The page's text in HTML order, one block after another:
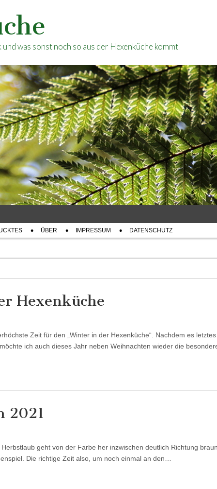
was sonst noch so aus der Hexenküche kommt
ÜBER IMPRESSUM DATENSCHUTZ
Hexenküche
Zeit für den „Winter in der Hexenküche“. Nachdem es
ich auch dieses Jahr neben Weihnachten wieder die
2021
geht von der Farbe her inzwischen deutlich Richtung
Die richtige Zeit also, um noch einmal an den…